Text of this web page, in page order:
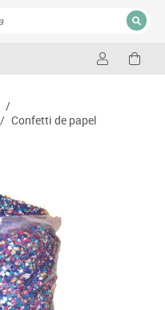
CERRAR
/
/ Confetti de papel